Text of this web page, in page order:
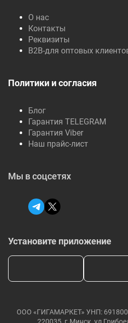
О нас
Контакты
Реквизиты
B2B-для оптовых
Политики и согласия
Блог
Гарантия TELEGRAM
Гарантия Viber
Наш прайс-лист
Установите приложение
Мы в соцсетях
ООО «ГИГАМАРКЕТ» УНП: